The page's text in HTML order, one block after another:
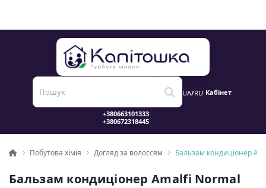
UA/RU Кабінет
Побутова хімія Догляд за волоссям Бальзам кондиціонер
Бальзам кондиціонер Amalfi Normal